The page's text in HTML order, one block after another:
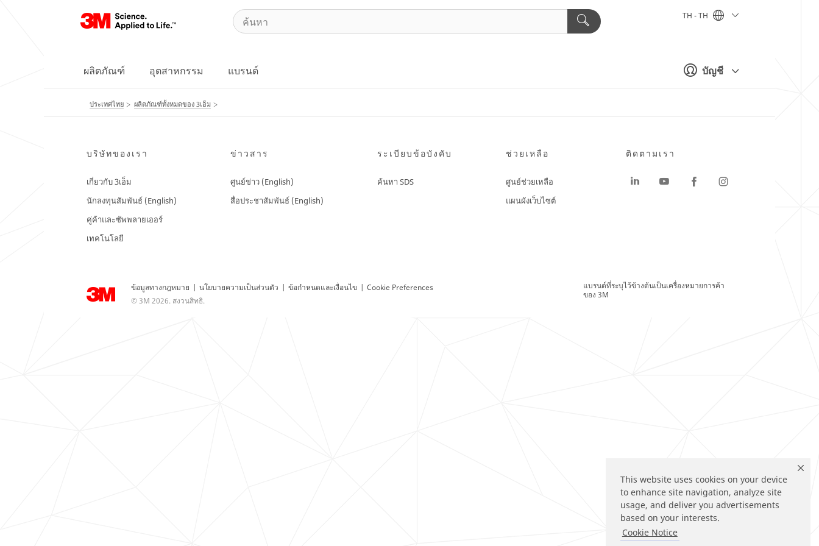
This website uses cookies on your device
to enhance site navigation, analyze site
usage, and deliver you advertisements
based on your interests.
Cookie Notice
บัญชี
TH - TH
ผลิตภัณฑ์ อุตสาหกรรม แบรนด์
ประเทศไทย ผลิตภัณฑ์ทั้งหมดของ 3เอ็ม
บริษัทของเรา
เกี่ยวกับ 3เอ็ม
นักลงทุนสัมพันธ์ (English)
คู่ค้าและซัพพลายเออร์
เทคโนโลยี
ข่าวสาร
ศูนย์ข่าว (English)
สื่อประชาสัมพันธ์ (English)
ระเบียบข้อบังคับ
ค้นหา SDS
ช่วยเหลือ
ศูนย์ช่วยเหลือ
แผนผังเว็บไซต์
ข้อมูลทางกฎหมาย | นโยบายความเป็นส่วนตัว | ข้อกำหนดและเงื่อนไข | Cookie Preferences
© 3M 2026. สงวนสิทธิ.
ติดตามเรา
แบรนด์ที่ระบุไว้ข้างต้นเป็นเครื่องหมายการค้า
ของ 3M